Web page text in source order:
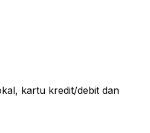
kartu kredit/debit dan